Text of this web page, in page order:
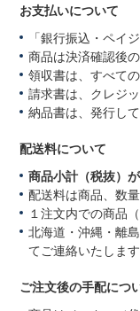
お支払いについて
「銀行振込・ペイ
商品は決済確認後
領収書は、すべて
請求書は、クレジ
納品書は、発行し
配送料について
商品小計（税抜）
配送料は商品、数
１注文内での商品
北海道・沖縄・離
てご連絡いたします
ご注文後の手配につ